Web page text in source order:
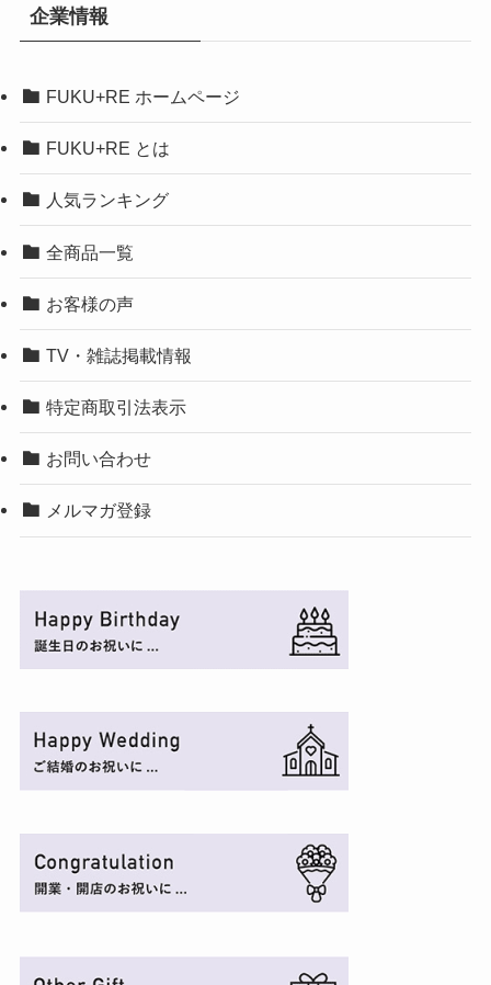
企業情報
FUKU+RE ホームページ
FUKU+RE とは
人気ランキング
全商品一覧
お客様の声
TV・雑誌掲載情報
特定商取引法表示
お問い合わせ
メルマガ登録